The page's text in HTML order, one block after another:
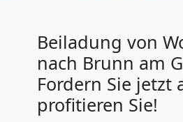
Beiladung von
nach Brunn am
Fordern Sie jetzt
profitieren Sie!